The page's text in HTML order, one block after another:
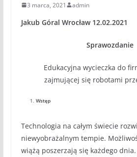
3 marca, 2021 admin
Jakub Góral Wrocław 12.02.2021
Sprawozdanie
Edukacyjna wycieczka do
zajmującej się robotami
Wstęp
Technologia na całym świecie
niewyobrażalnym tempie.
wiążą poszerzają się każdego